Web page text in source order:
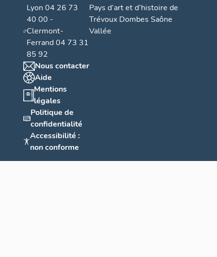
Lyon 04 26 73
40 00 -
Clermont-
Ferrand 04 73 31
85 92
Nous contacter
Aide
Mentions
légales
Politique de
confidentialité
Accessibilité :
non conforme
Pays d’art et d’histoire de
Trévoux Dombes Saône
Vallée